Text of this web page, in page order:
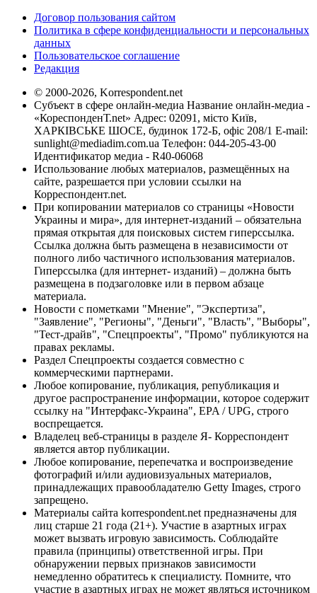
Договор пользования сайтом
Политика в сфере конфиденциальности и персональных
данных
Пользовательское соглашение
Редакция
© 2000-2026, Korrespondent.net
Субъект в сфере онлайн-медиа Название онлайн-медиа -
«КореспонденТ.net» Адрес: 02091, місто Київ,
ХАРКІВСЬКЕ ШОСЕ, будинок 172-Б, офіс 208/1 E-mail:
sunlight@mediadim.com.ua Телефон: 044-205-43-00
Идентификатор медиа - R40-06068
Использование любых материалов, размещённых на
сайте, разрешается при условии ссылки на
Корреспондент.net.
При копировании материалов со страницы «Новости
Украины и мира», для интернет-изданий – обязательна
прямая открытая для поисковых систем гиперссылка.
Ссылка должна быть размещена в независимости от
полного либо частичного использования материалов.
Гиперссылка (для интернет- изданий) – должна быть
размещена в подзаголовке или в первом абзаце
материала.
Новости с пометками "Мнение", "Экспертиза",
"Заявление", "Регионы", "Деньги", "Власть", "Выборы",
"Тест-драйв", "Спецпроекты", "Промо" публикуются на
правах рекламы.
Раздел Спецпроекты создается совместно с
коммерческими партнерами.
Любое копирование, публикация, републикация и
другое распространение информации, которое содержит
ссылку на "Интерфакс-Украина", EPA / UPG, строго
воспрещается.
Владелец веб-страницы в разделе Я- Корреспондент
является автор публикации.
Любое копирование, перепечатка и воспроизведение
фотографий и/или аудиовизуальных материалов,
принадлежащих правообладателю Getty Images, строго
запрещено.
Материалы сайта korrespondent.net предназначены для
лиц старше 21 года (21+). Участие в азартных играх
может вызвать игровую зависимость. Соблюдайте
правила (принципы) ответственной игры. При
обнаружении первых признаков зависимости
немедленно обратитесь к специалисту. Помните, что
участие в азартных играх не может являться источником